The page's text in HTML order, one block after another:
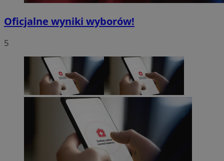
Oficjalne wyniki wyborów!
5